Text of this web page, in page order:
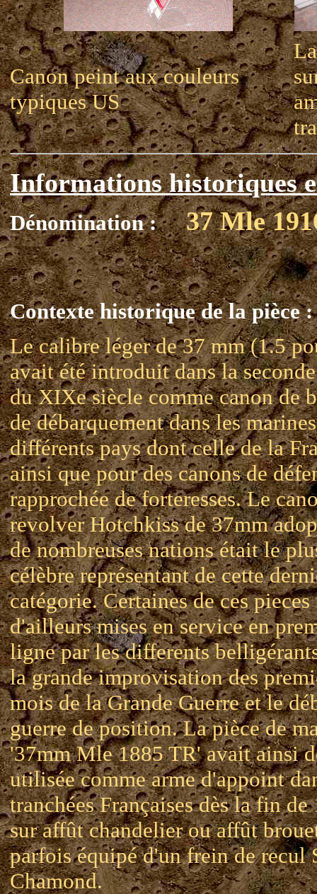
Canon peint aux couleurs
typiques US
Informations historiques
Dénomination : 37 Mle
Contexte historique de la pièce :
Le calibre léger de 37 mm (1.5
avait été introduit dans la
du XIXe siècle comme canon de
de débarquement dans les
différents pays dont celle de la
ainsi que pour des canons de
rapprochée de forteresses. Le
revolver Hotchkiss de 37mm
de nombreuses nations était le
célèbre représentant de cette
catégorie. Certaines de ces
d'ailleurs mises en service en
ligne par les differents
la grande improvisation des
mois de la Grande Guerre et le
guerre de position. La pièce de
'37mm Mle 1885 TR' avait ainsi
utilisée comme arme d'appoint
tranchées Françaises dès la fin de
sur affût chandelier ou affût
parfois équipé d'un frein de recul
Chamond.